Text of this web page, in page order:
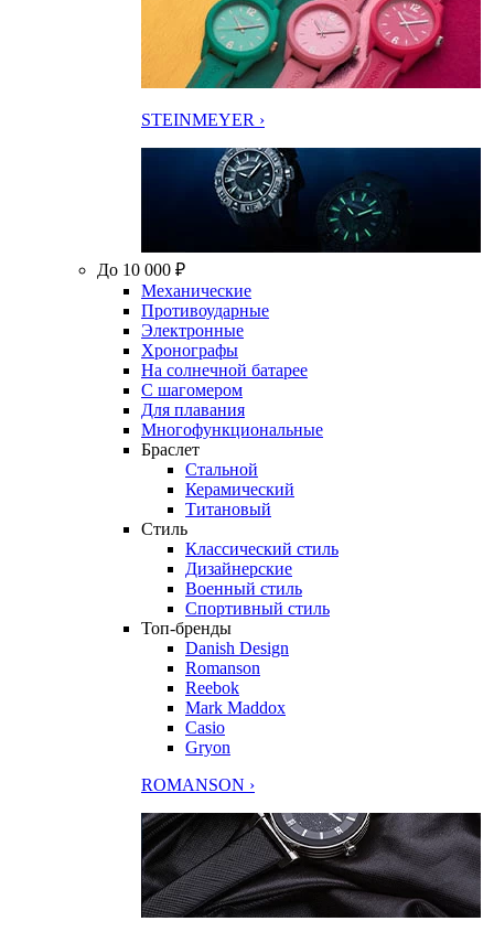
STEINMEYER ›
До 10 000 ₽
Механические
Противоударные
Электронные
Хронографы
На солнечной батарее
С шагомером
Для плавания
Многофункциональные
Браслет
Стальной
Керамический
Титановый
Стиль
Классический стиль
Дизайнерские
Военный стиль
Спортивный стиль
Топ-бренды
Danish Design
Romanson
Reebok
Mark Maddox
Casio
Gryon
ROMANSON ›